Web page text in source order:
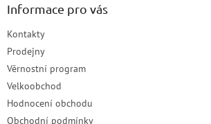
Informace pro vás
Kontakty
Prodejny
Věrnostní program
Velkoobchod
Hodnocení obchodu
Obchodní podmínky